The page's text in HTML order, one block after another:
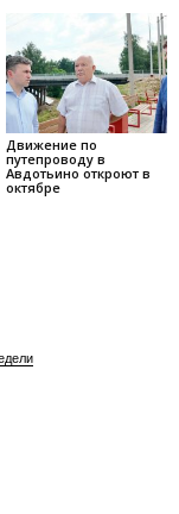
Движение по
путепроводу в
Авдотьино откроют в
октябре